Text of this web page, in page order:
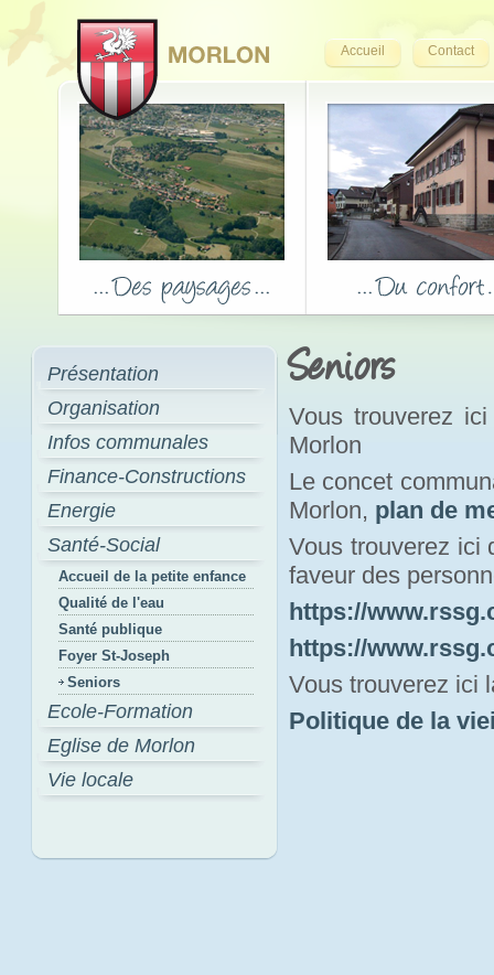
Accueil Contact
Présentation
Organisation
Infos communales
Finance-Constructions
Energie
Santé-Social
Accueil de la petite enfance
Qualité de l'eau
Santé publique
Foyer St-Joseph
Seniors
Ecole-Formation
Eglise de Morlon
Vie locale
Seniors
Vous trouverez
Morlon
Le concet
Morlon, plan de
Vous trouverez ici
faveur des
https://
https://
Vous trouverez ici
Politique de la